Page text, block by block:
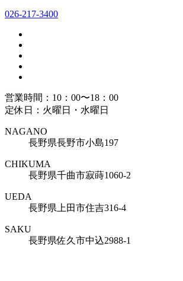
026-217-3400
営業時間：10：00〜18：00
定休日：火曜日・水曜日
NAGANO
長野県長野市小島197
CHIKUMA
長野県千曲市寂蒔1060-2
UEDA
長野県上田市住吉316-4
SAKU
長野県佐久市中込2988-1